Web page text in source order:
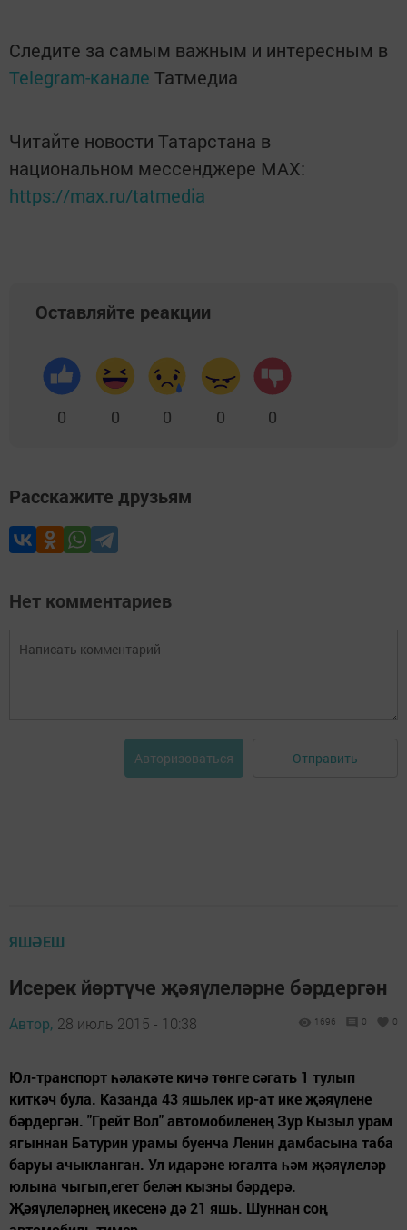
Следите за самым важным и интересным в
Telegram-канале Татмедиа
Читайте новости Татарстана в
национальном мессенджере MАХ:
https://max.ru/tatmedia
Оставляйте реакции
0 0 0 0 0
Расскажите друзьям
Нет комментариев
Авторизоваться Отправить
ЯШӘЕШ
Исерек йөртүче җәяүлеләрне бәрдергән
Автор, 28 июль 2015 - 10:38 1696 0 0
Юл-транспорт һәлакәте кичә төнге сәгать 1 тулып
киткәч була. Казанда 43 яшьлек ир-ат ике җәяүлене
бәрдергән. "Грейт Вол" автомобиленең Зур Кызыл урам
ягыннан Батурин урамы буенча Ленин дамбасына таба
баруы ачыкланган. Ул идарәне югалта һәм җәяүлеләр
юлына чыгып,егет белән кызны бәрдерә.
Җәяүлеләрнең икесенә дә 21 яшь. Шуннан соң